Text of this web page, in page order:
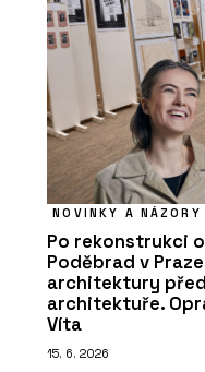
NOVINKY A NÁZORY
Po rekonstrukci
Poděbrad v
architektury
architektuře.
Víta
15. 6. 2026